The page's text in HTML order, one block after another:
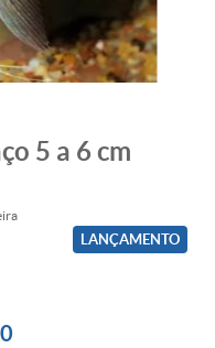
5 a 6 cm
LANÇAMENTO